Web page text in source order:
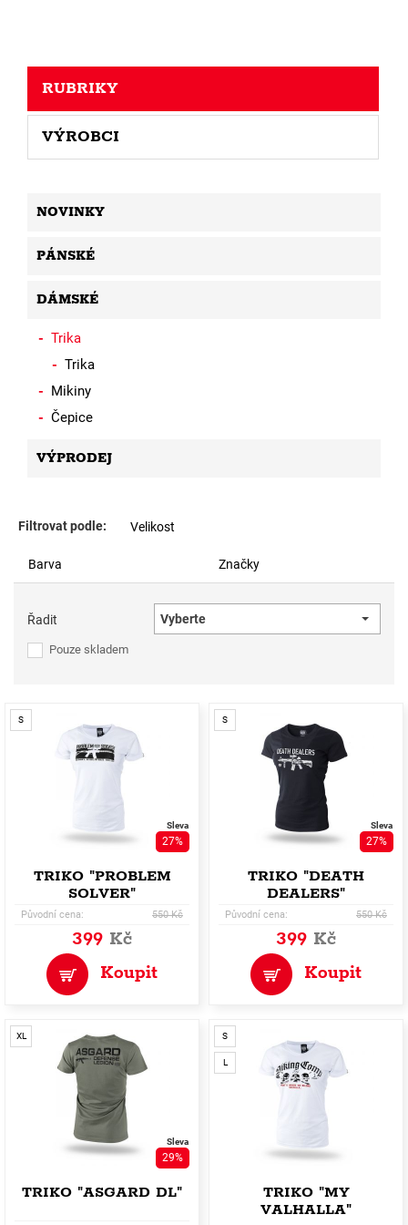
RUBRIKY
VÝROBCI
NOVINKY
PÁNSKÉ
DÁMSKÉ
Trika
Trika
Mikiny
Čepice
VÝPRODEJ
Filtrovat podle: Velikost
Barva Značky
Řadit Vyberte
Pouze skladem
S
Sleva
27%
TRIKO "PROBLEM
SOLVER"
Původní cena: 550 Kč
399 Kč
Koupit
S
Sleva
27%
TRIKO "DEATH
DEALERS"
Původní cena: 550 Kč
399 Kč
Koupit
XL
Sleva
29%
TRIKO "ASGARD DL"
S
L
TRIKO "MY
VALHALLA"